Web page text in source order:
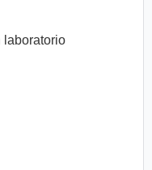
laboratorio